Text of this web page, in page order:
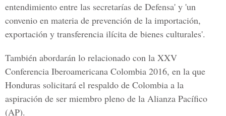
entendimiento entre las secretarías de Defensa' y 'un
convenio en materia de prevención de la importación,
exportación y transferencia ilícita de bienes culturales'.
También abordarán lo relacionado con la XXV
Conferencia Iberoamericana Colombia 2016, en la que
Honduras solicitará el respaldo de Colombia a la
aspiración de ser miembro pleno de la Alianza Pacífico
(AP).